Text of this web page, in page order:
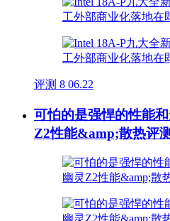
评测 8 06.22
可怕的是强悍的性能
Z2性能&amp;散热评测